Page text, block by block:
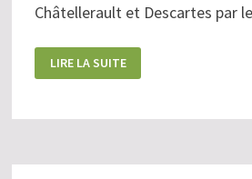
Châtellerault et Descartes par
10
ET
MAI :
LIRE LA SUITE